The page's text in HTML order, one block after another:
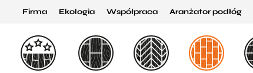
Firma Ekologia Współpraca Aranżator podłóg